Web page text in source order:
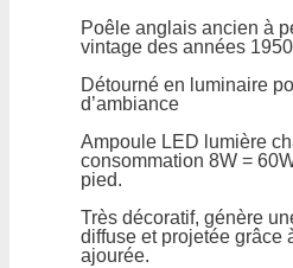
Poêle anglais ancien à
vintage des années
Détourné en luminaire
d’ambiance
Ampoule LED lumière
consommation 8W =
pied.
Très décoratif, génère
diffuse et projetée grâce
ajourée.